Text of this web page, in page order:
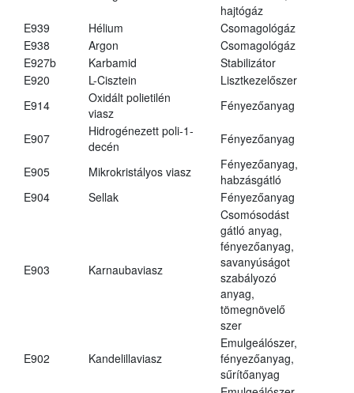
hajtógáz
E939
Hélium
Csomagológáz
E938
Argon
Csomagológáz
E927b
Karbamid
Stabilizátor
E920
L-Cisztein
Lisztkezelőszer
E914
Oxidált polietilén
viasz
Fényezőanyag
E907
Hidrogénezett poli-1-
decén
Fényezőanyag
E905 Mikrokristályos viasz
Fényezőanyag,
habzásgátló
E904
Sellak Fényezőanyag
E903 Karnaubaviasz
Csomósodást
gátló anyag,
fényezőanyag,
savanyúságot
szabályozó
anyag,
tömegnövelő
szer
E902 Kandelillaviasz
Emulgeálószer,
fényezőanyag,
sűrítőanyag